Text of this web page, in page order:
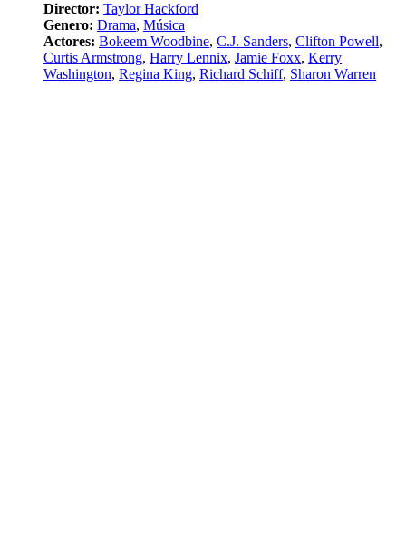
Director: Taylor Hackford
Genero: Drama, Música
Actores: Bokeem Woodbine, C.J. Sanders, Clifton Powell,
Curtis Armstrong, Harry Lennix, Jamie Foxx, Kerry
Washington, Regina King, Richard Schiff, Sharon Warren